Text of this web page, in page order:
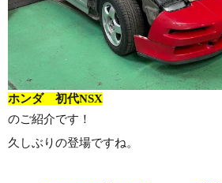
ホンダ 初代NSX
のご紹介です！
久しぶりの登場ですね。